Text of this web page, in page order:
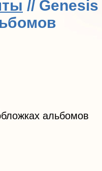
//
альбомов